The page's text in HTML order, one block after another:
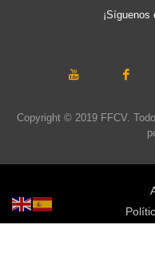
Copyright © 2019 FFCV.